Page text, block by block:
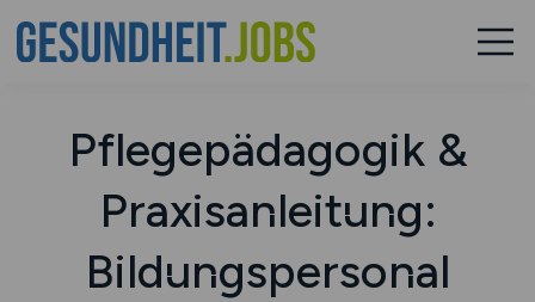
Pflegepädagogik &
Praxisanleitung:
Bildungspersonal